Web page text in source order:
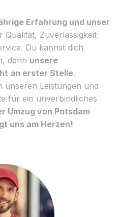
Erfahrung und unser
Qualität, Zuverlässigkeit
Du kannst dich
denn unsere
an erster Stelle.
unseren Leistungen und
für ein unverbindliches
Umzug von Potsdam
uns am Herzen!